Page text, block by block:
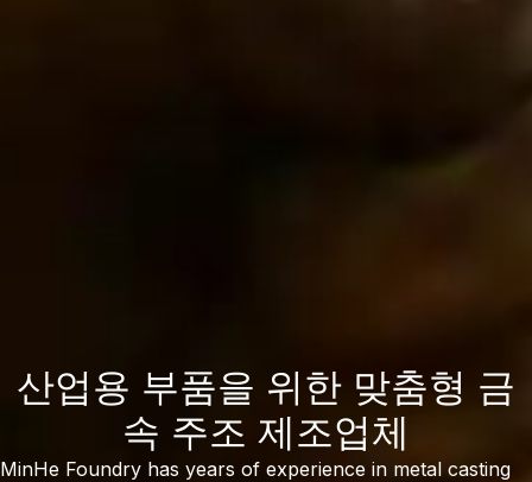
산업용 부품을 위한 맞춤형 금
속 주조 제조업체
MinHe Foundry has years of experience in metal casting